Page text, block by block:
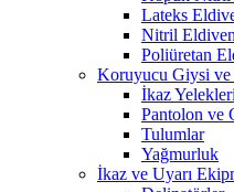
Lateks
Nitril
Poliüretan
Koruyucu Giysi ve
İkaz Yelekleri
Pantolon ve
Tulumlar
Yağmurluk
İkaz ve Uyarı